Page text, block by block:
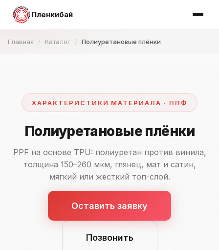
Пленкибай
Главная Каталог Полиуретановые плёнки
ХАРАКТЕРИСТИКИ МАТЕРИАЛА · ППФ
Полиуретановые плёнки
PPF на основе TPU: полиуретан против винила,
толщина 150–260 мкм, глянец, мат и сатин,
мягкий или жёсткий топ-слой.
Оставить заявку
Позвонить